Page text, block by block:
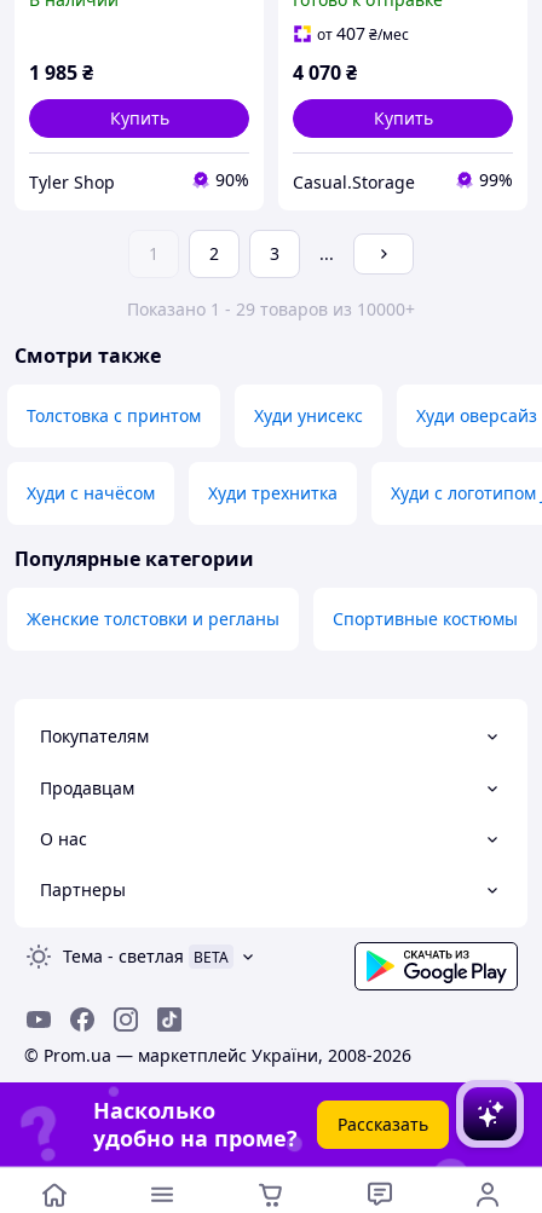
Украине
1 985₴
Купить
Tyler Shop 90%
от407₴/мес
4 070₴
Купить
Casual.Storage 99%
1 2 3 ...
Показано 1 - 29 товаров из 10000+
Смотри также
Толстовка с принтом Худи унисекс Худи
Худи с начёсом Худи трехнитка Худи с
Популярные категории
Женские толстовки и регланы Спортивные костюмы
Покупателям
Продавцам
О нас
Партнеры
Тема - светлая BETA
© Prom.ua — маркетплейс України, 2008-2026
Насколько
удобно на проме?
Рассказать